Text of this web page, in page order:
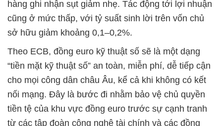
hàng ghi nhận sụt giảm nhẹ. Tác động tới lợi nhuận
cũng ở mức thấp, với tỷ suất sinh lời trên vốn chủ
sở hữu giảm khoảng 0,1–0,2%.
Theo ECB, đồng euro kỹ thuật số sẽ là một dạng
“tiền mặt kỹ thuật số” an toàn, miễn phí, dễ tiếp cận
cho mọi công dân châu Âu, kể cả khi không có kết
nối mạng. Đây là bước đi nhằm bảo vệ chủ quyền
tiền tệ của khu vực đồng euro trước sự cạnh tranh
từ các tập đoàn công nghệ tài chính và các đồng